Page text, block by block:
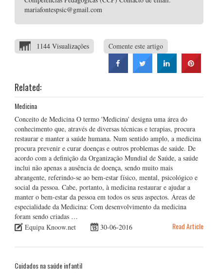
mariafontespsic@gmail.com
1144 Visualizações Comente este artigo
Related:
Medicina
Conceito de Medicina O termo 'Medicina' designa uma área do
conhecimento que, através de diversas técnicas e terapias, procura
restaurar e manter a saúde humana. Num sentido amplo, a medicina
procura prevenir e curar doenças e outros problemas de saúde. De
acordo com a definição da Organização Mundial de Saúde, a saúde
inclui não apenas a ausência de doença, sendo muito mais
abrangente, referindo-se ao bem-estar físico, mental, psicológico e
social da pessoa. Cabe, portanto, à medicina restaurar e ajudar a
manter o bem-estar da pessoa em todos os seus aspectos. Áreas de
especialidade da Medicina: Com desenvolvimento da medicina
foram sendo criadas …
Equipa Knoow.net
30-06-2016 Read Article
Cuidados na saúde infantil